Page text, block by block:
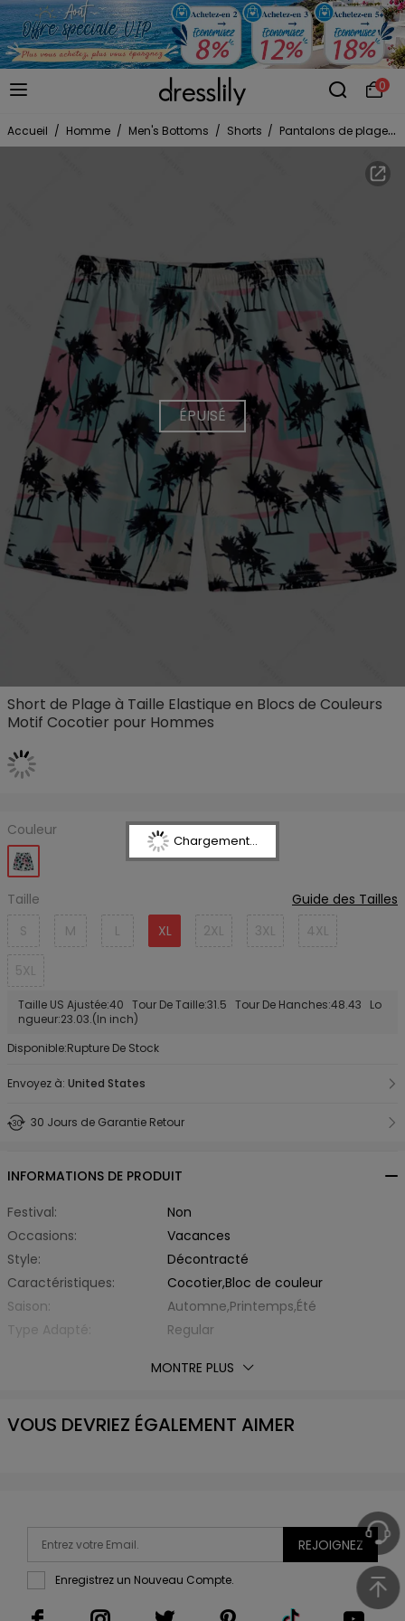
0
Accueil / Homme / Men's Bottoms / Shorts / Pantalons de plage /
ÉPUISÉ
Short de Plage à Taille Elastique en Blocs de Couleurs
Motif Cocotier pour Hommes
Couleur
Taille
Guide des Tailles
S
M L XL 2XL 3XL 4XL
5XL
Taille US Ajustée:40 Tour De Taille:31.5 Tour De Hanches:48.43 Lo
ngueur:23.03.(In inch)
Disponible:Rupture De Stock
Envoyez à: United States
30 Jours de Garantie Retour
INFORMATIONS DE PRODUIT
Festival:
Non
Occasions:
Vacances
Style:
Décontracté
Caractéristiques:
Cocotier,Bloc de couleur
Saison:
Automne,Printemps,Été
Type Adapté:
Regular
Non Elastique
Matière:
Fibre Élastique,Polyester
Liste d'emballage:
MONTRE PLUS
VOUS DEVRIEZ ÉGALEMENT AIMER
REJOIGNEZ
Enregistrez un Nouveau Compte.
Chargement...